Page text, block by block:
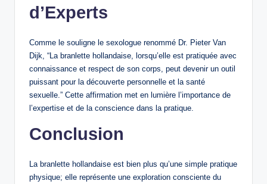
d’Experts
Comme le souligne le sexologue renommé Dr. Pieter Van
Dijk, “La branlette hollandaise, lorsqu’elle est pratiquée avec
connaissance et respect de son corps, peut devenir un outil
puissant pour la découverte personnelle et la santé
sexuelle.” Cette affirmation met en lumière l’importance de
l’expertise et de la conscience dans la pratique.
Conclusion
La branlette hollandaise est bien plus qu’une simple pratique
physique; elle représente une exploration consciente du